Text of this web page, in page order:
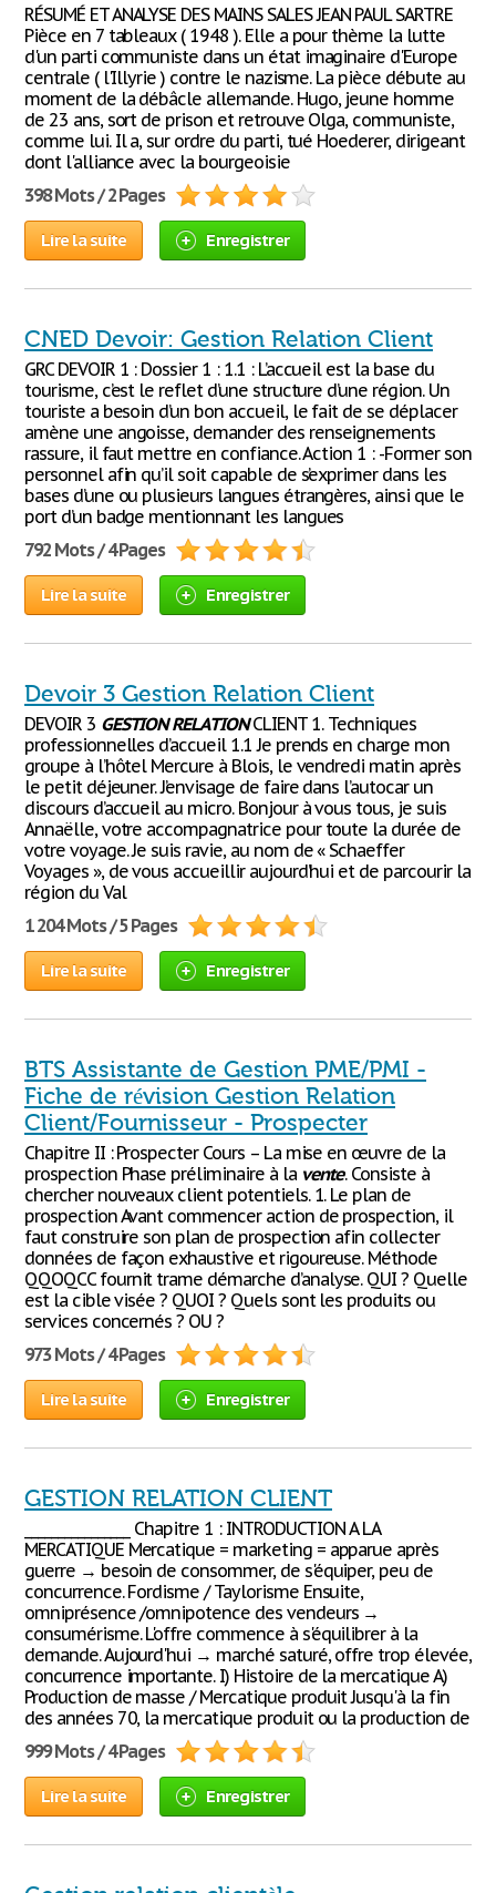
RÉSUMÉ ET ANALYSE DES MAINS SALES JEAN PAUL SARTRE
Pièce en 7 tableaux ( 1948 ). Elle a pour thème la lutte
d'un parti communiste dans un état imaginaire d'Europe
centrale ( l'Illyrie ) contre le nazisme. La pièce débute au
moment de la débâcle allemande. Hugo, jeune homme
de 23 ans, sort de prison et retrouve Olga, communiste,
comme lui. Il a, sur ordre du parti, tué Hoederer, dirigeant
dont l'alliance avec la bourgeoisie
398 Mots / 2 Pages
Lire la suite Enregistrer
CNED Devoir: Gestion Relation Client
GRC DEVOIR 1 : Dossier 1 : 1.1 : L’accueil est la base du
tourisme, c’est le reflet d’une structure d’une région. Un
touriste a besoin d’un bon accueil, le fait de se déplacer
amène une angoisse, demander des renseignements
rassure, il faut mettre en confiance. Action 1 : -Former son
personnel afin qu’il soit capable de s’exprimer dans les
bases d’une ou plusieurs langues étrangères, ainsi que le
port d’un badge mentionnant les langues
792 Mots / 4 Pages
Lire la suite Enregistrer
Devoir 3 Gestion Relation Client
DEVOIR 3 GESTION RELATIONCLIENT 1. Techniques
professionnelles d’accueil 1.1 Je prends en charge mon
groupe à l’hôtel Mercure à Blois, le vendredi matin après
le petit déjeuner. J’envisage de faire dans l’autocar un
discours d’accueil au micro. Bonjour à vous tous, je suis
Annaëlle, votre accompagnatrice pour toute la durée de
votre voyage. Je suis ravie, au nom de « Schaeffer
Voyages », de vous accueillir aujourd’hui et de parcourir la
région du Val
1 204 Mots / 5 Pages
Lire la suite Enregistrer
BTS Assistante de Gestion PME/PMI -
Fiche de révision Gestion Relation
Client/Fournisseur - Prospecter
Chapitre II : Prospecter Cours – La mise en œuvre de la
prospection Phase préliminaire à la vente. Consiste à
chercher nouveaux client potentiels. 1. Le plan de
prospection Avant commencer action de prospection, il
faut construire son plan de prospection afin collecter
données de façon exhaustive et rigoureuse. Méthode
QQOQCC fournit trame démarche d’analyse. QUI ? Quelle
est la cible visée ? QUOI ? Quels sont les produits ou
services concernés ? OU ?
973 Mots / 4 Pages
Lire la suite Enregistrer
GESTION RELATION CLIENT
________________ Chapitre 1 : INTRODUCTION A LA
MERCATIQUE Mercatique = marketing = apparue après
guerre → besoin de consommer, de s'équiper, peu de
concurrence. Fordisme / Taylorisme Ensuite,
omniprésence /omnipotence des vendeurs →
consumérisme. L'offre commence à s'équilibrer à la
demande. Aujourd'hui → marché saturé, offre trop élevée,
concurrence importante. I) Histoire de la mercatique A)
Production de masse / Mercatique produit Jusqu'à la fin
des années 70, la mercatique produit ou la production de
999 Mots / 4 Pages
Lire la suite Enregistrer